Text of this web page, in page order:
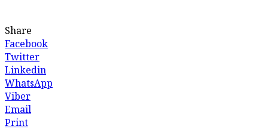
Share
Facebook
Twitter
Linkedin
WhatsApp
Viber
Email
Print